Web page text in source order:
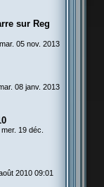
sur Reg
mar. 05 nov. 2013
08 janv. 2013
mer. 19 déc.
2010 09:01